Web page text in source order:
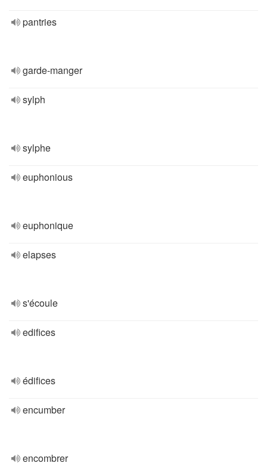
pantries
garde-manger
sylph
sylphe
euphonious
euphonique
elapses
s'écoule
edifices
édifices
encumber
encombrer